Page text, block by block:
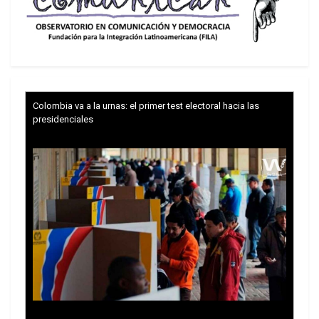
agresivo Ejército estadounidense para
invadir la soberanía y el territorio de Irán
contra países de la región que permiten
a las tropas de Estados Unidos operar
ofensivas que se producenmientras los
iraníes participan de los funerales del
líder Alí Jamenei, asesinado en un
ataque conjunto de EEUU e Israel a fines
de febrero.
Mohammad Bagher Ghalibaf
Colombia va a la urnas: el primer test electoral hacia las
presidenciales